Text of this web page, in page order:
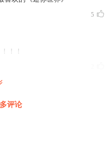
5
！！
评论